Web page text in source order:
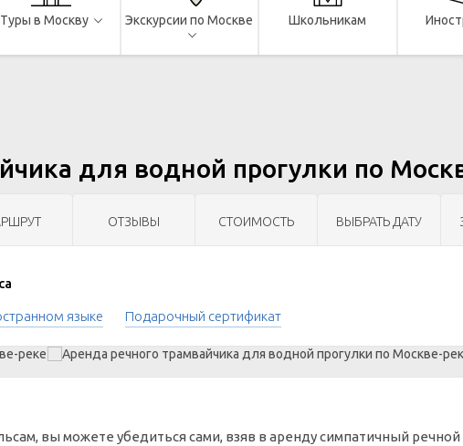
Туры в Москву Экскурсии по Москве Школьникам
для водной прогулки по
ОТЗЫВЫ СТОИМОСТЬ ВЫБРАТЬ ДАТУ
языке Подарочный сертификат
вы можете убедиться сами, взяв в аренду симпатичный речной